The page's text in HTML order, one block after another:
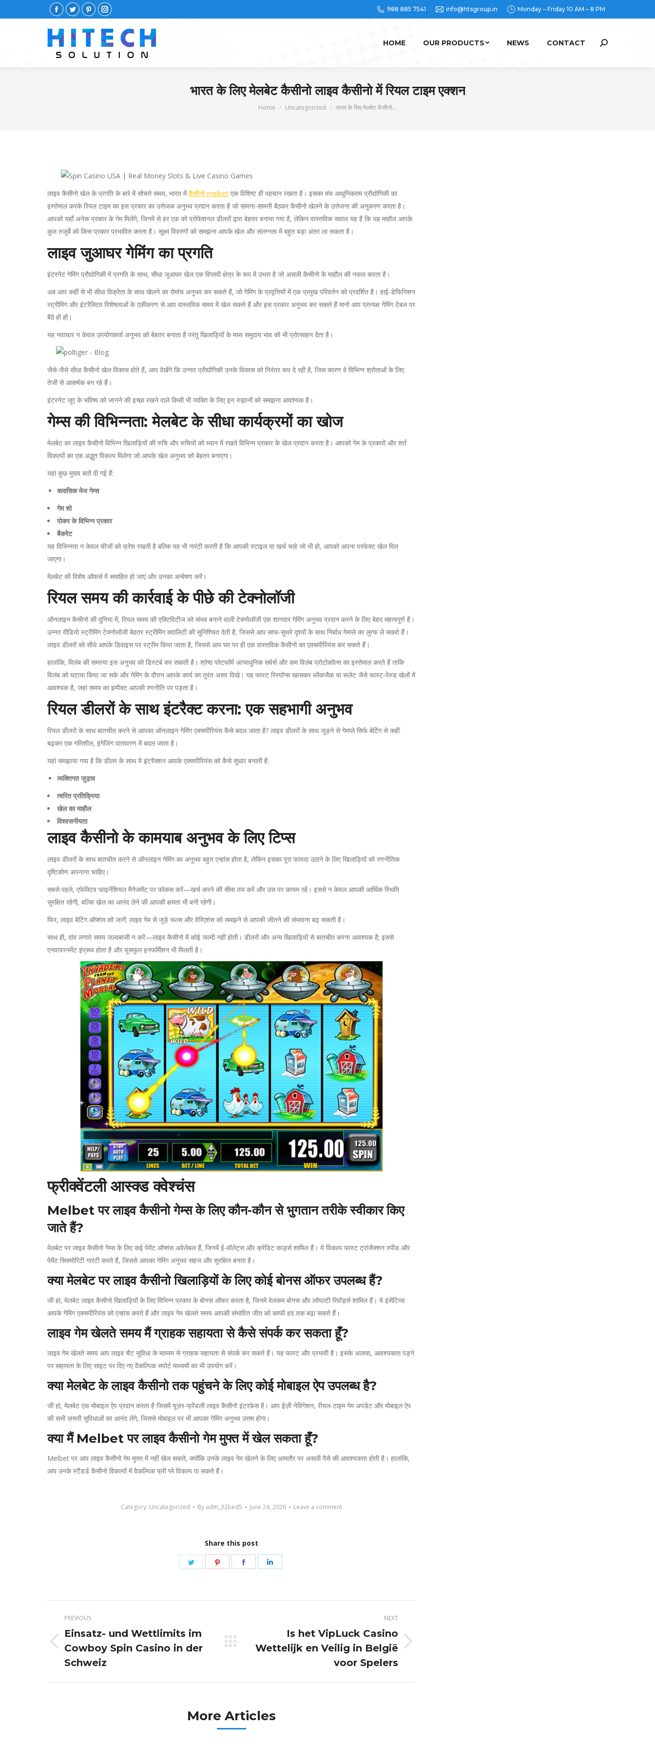
Facebook
TwitterPinterestInstagram
988 885 7541 info@htsgroup.in Monday – Friday 10 AM – 8 PM
HOME OUR PRODUCTS NEWS CONTACT Search:
भारत के लिए मेलबेट कैसीनो लाइव कैसीनो में रियल टाइम एक्शन
You are here:
Home Uncategorized भारत के लिए मेलबेट कैसीनो…
लाइव कैसीनो खेल के प्रगति के बारे में सोचते समय, भारत मेंकैसीनो melbet एक विशिष्ट ही पहचान रखता है। इसका मंच आधुनिकतम प्रौद्योगिकी का
इस्तेमाल करके रियल टाइम का इस प्रकार का उत्तेजक अनुभव प्रदान करता है जो सामना-सामनी बैठकर कैसीनो खेलने के उत्तेजना की अनुकरण करता है।
आपको यहाँ अनेक प्रकार के गेम मिलेंगे, जिनमें से हर एक को प्रोफेशनल डीलरों द्वारा बेहतर बनाया गया है, लेकिन वास्तविक सवाल यह है कि यह माहौल आपके
कुल तजुर्बे को किस प्रकार प्रभावित करता है। सूक्ष्म विवरणों को समझना आपके खेल और संलग्नता में बहुत बड़ा अंतर ला सकता है।
लाइव जुआघर गेमिंग का प्रगति
इंटरनेट गेमिंग प्रौद्योगिकी में प्रगति के साथ, सीधा जुआघर खेल एक विप्लवी क्षेत्र के रूप में उभरा है जो असली कैसीनो के माहौल की नकल करता है।
अब आप कहीं से भी सीधा विक्रेता के साथ खेलने का रोमांच अनुभव कर सकते हैं, जो गेमिंग के प्रवृत्तियों में एक प्रमुख परिवर्तन को प्रदर्शित है। हाई-डेफिनिशन
स्ट्रीमिंग और इंटरैक्टिव विशेषताओं के एकीकरण से आप वास्तविक समय में खेल सकते हैं और इस प्रकार अनुभव कर सकते हैं मानो आप प्रत्यक्ष गेमिंग टेबल पर
बैठे हों हों।
यह नवाचार न केवल उपयोगकर्ता अनुभव को बेहतर बनाता है परंतु खिलाड़ियों के मध्य समुदाय भाव को भी प्रोत्साहन देता है।
जैसे-जैसे सीधा कैसीनो खेल विकास होते हैं, आप देखेंगे कि उन्नत प्रौद्योगिकी उनके विकास को निरंतर रूप दे रही है, जिस कारण वे विभिन्न श्रोताओं के लिए
तेजी से आकर्षक बन रहे हैं।
इंटरनेट जुए के भविष्य को जानने की इच्छा रखने वाले किसी भी व्यक्ति के लिए इन रुझानों को समझना आवश्यक है।
गेम्स की विभिन्नता: मेलबेट के सीधा कार्यक्रमों का खोज
मेलबेट का लाइव कैसीनो विभिन्न खिलाड़ियों की रुचि और रुचियों को ध्यान में रखते विभिन्न प्रकार के खेल प्रदान करता है। आपको गेम के प्रकारों और शर्त
विकल्पों का एक अद्भुत विकल्प मिलेगा जो आपके खेल अनुभव को बेहतर बनाएगा।
यहां कुछ मुख्य बातें दी गई हैं:
क्लासिक मेज गेम्स
गेम शो
पोकर के विभिन्न प्रकार
बैकरेट
यह विभिन्नता न केवल चीजों को फ्रेश रखती है बल्कि यह भी गारंटी करती है कि आपकी स्टाइल या खर्च चाहे जो भी हो, आपको अपना परफेक्ट खेल मिल
जाएगा।
मेलबेट की विशेष ऑफर्स में समाहित हो जाएं और उनका अन्वेषण करें।
रियल समय की कार्रवाई के पीछे की टेक्नोलॉजी
ऑनलाइन कैसीनो की दुनिया में, रियल समय की एक्टिविटीज को संभव बनाने वाली टेक्नोलॉजी एक शानदार गेमिंग अनुभव प्रदान करने के लिए बेहद महत्वपूर्ण है।
उन्नत वीडियो स्ट्रीमिंग टेक्नोलॉजी बेहतर स्ट्रीमिंग क्वालिटी की सुनिश्चित देती है, जिससे आप साफ-सुथरे दृश्यों के साथ निर्बाध गेमप्ले का लुत्फ ले सकते हैं।
लाइव डीलरों को सीधे आपके डिवाइस पर स्ट्रीम किया जाता है, जिससे आप घर पर ही एक वास्तविक कैसीनो का एक्सपीरियंस कर सकते हैं।
हालांकि, विलंब की समस्या इस अनुभव को डिस्टर्ब कर सकती है। श्रेष्ठ प्लेटफॉर्म अत्याधुनिक सर्वर्स और कम विलंब प्रोटोकॉल्स का इस्तेमाल करते हैं ताकि
विलंब को घटाया किया जा सके और गेमिंग के दौरान आपके कार्य का तुरंत असर दिखे। यह फास्ट रिस्पॉन्स खासकर ब्लैकजैक या रूलेट जैसे फास्ट-पेस्ड खेलों में
आवश्यक है, जहां समय का इम्पैक्ट आपकी रणनीति पर पड़ता है।
रियल डीलरों के साथ इंटरैक्ट करना: एक सहभागी अनुभव
रियल डीलरों के साथ बातचीत करने से आपका ऑनलाइन गेमिंग एक्सपीरियंस कैसे बदल जाता है? लाइव डीलरों के साथ जुड़ने से गेमप्ले सिर्फ बेटिंग से कहीं
बढ़कर एक गतिशील, इंगेजिंग वातावरण में बदल जाता है।
यहां समझाया गया है कि डीलर के साथ ये इंटरैक्शन आपके एक्सपीरियंस को कैसे सुधार बनाती है:
व्यक्तिगत जुड़ाव
त्वरित प्रतिक्रिया
खेल का माहौल
विश्वसनीयता
लाइव कैसीनो के कामयाब अनुभव के लिए टिप्स
लाइव डीलरों के साथ बातचीत करने से ऑनलाइन गेमिंग का अनुभव बहुत एन्हांस होता है, लेकिन इसका पूरा फायदा उठाने के लिए खिलाड़ियों को रणनीतिक
दृष्टिकोण अपनाना चाहिए।
सबसे पहले, एफेक्टिव फाइनेंशियल मैनेजमेंट पर फोकस करें—खर्च करने की सीमा तय करें और उस पर कायम रहें। इससे न केवल आपकी आर्थिक स्थिति
सुरक्षित रहेगी, बल्कि खेल का आनंद लेने की आपकी क्षमता भी बनी रहेगी।
फिर, लाइव बेटिंग ऑप्शंस को जानें; लाइव गेम से जुड़े रूल्स और वेरिएशंस को समझने से आपकी जीतने की संभावना बढ़ सकती है।
साथ ही, दांव लगाते समय जल्दबाजी न करें—लाइव कैसीनो में कोई जल्दी नहीं होती। डीलरों और अन्य खिलाड़ियों से बातचीत करना आवश्यक है; इससे
एनवायरनमेंट इंप्रूव होता है और यूसफुल इनफॉर्मेशन भी मिलती है।
फ्रीक्वेंटली आस्क्ड क्वेश्चंस
Melbet पर लाइव कैसीनो गेम्स के लिए कौन-कौन से भुगतान तरीके स्वीकार किए
जाते हैं?
मेलबेट पर लाइव कैसीनो गेम्स के लिए कई पेमेंट ऑप्शंस अवेलेबल हैं, जिनमें ई-वॉलेट्स और क्रेडिट कार्ड्स शामिल हैं। ये विकल्प फास्ट ट्रांजैक्शन स्पीड और
पेमेंट सिक्योरिटी गारंटी करते हैं, जिससे आपका गेमिंग अनुभव सहज और सुरक्षित बनता है।
क्या मेलबेट पर लाइव कैसीनो खिलाड़ियों के लिए कोई बोनस ऑफर उपलब्ध हैं?
जी हां, मेलबेट लाइव कैसीनो खिलाड़ियों के लिए विभिन्न प्रकार के बोनस ऑफर करता है, जिनमें वेलकम बोनस और लॉयल्टी रिवॉर्ड्स शामिल हैं। ये इंसेंटिव्स
आपके गेमिंग एक्सपीरियंस को एन्हांस करते हैं और लाइव गेम खेलते समय आपकी संभावित जीत को काफी हद तक बढ़ा सकते हैं।
लाइव गेम खेलते समय मैं ग्राहक सहायता से कैसे संपर्क कर सकता हूँ?
लाइव गेम खेलते समय आप लाइव चैट सुविधा के माध्यम से ग्राहक सहायता से संपर्क कर सकते हैं। यह फास्ट और प्रभावी है। इसके अलावा, आवश्यकता पड़ने
पर सहायता के लिए साइट पर दिए गए वैकल्पिक सपोर्ट माध्यमों का भी उपयोग करें।
क्या मेलबेट के लाइव कैसीनो तक पहुंचने के लिए कोई मोबाइल ऐप उपलब्ध है?
जी हां, मेलबेट एक मोबाइल ऐप प्रदान करता है जिसमें यूज़र-फ्रेंडली लाइव कैसीनो इंटरफ़ेस है। आप ईज़ी नेविगेशन, रीयल-टाइम गेम अपडेट और मोबाइल ऐप
की सभी ज़रूरी सुविधाओं का आनंद लेंगे, जिससे मोबाइल पर भी आपका गेमिंग अनुभव उत्तम होगा।
क्या मैं Melbet पर लाइव कैसीनो गेम मुफ्त में खेल सकता हूँ?
Melbet पर आप लाइव कैसीनो गेम मुफ्त में नहीं खेल सकते, क्योंकि उनके लाइव गेम खेलने के लिए आमतौर पर असली पैसे की आवश्यकता होती है। हालांकि,
आप उनके स्टैंडर्ड कैसीनो विकल्पों में वैकल्पिक फ्री प्ले विकल्प पा सकते हैं।
Category: Uncategorized By adm_32bed5 June 24, 2026 Leave a comment
Share this post
Share
Share
Share
navigation
PREVIOUS
Previous
post:
Einsatz- und Wettlimits im
Cowboy Spin Casino in der
Schweiz
NEXT
Next
Is het VipLuck Casino
Wettelijk en Veilig in België
voor Spelers
More Articles